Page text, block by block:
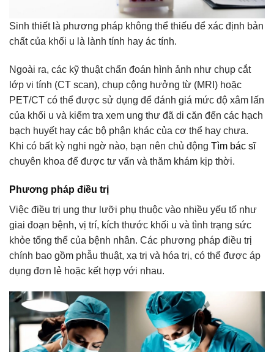
Sinh thiết là phương pháp không thể thiếu để xác định bản
chất của khối u là lành tính hay ác tính.
Ngoài ra, các kỹ thuật chẩn đoán hình ảnh như chụp cắt
lớp vi tính (CT scan), chụp cộng hưởng từ (MRI) hoặc
PET/CT có thể được sử dụng để đánh giá mức độ xâm lấn
của khối u và kiểm tra xem ung thư đã di căn đến các hạch
bạch huyết hay các bộ phận khác của cơ thể hay chưa.
Khi có bất kỳ nghi ngờ nào, bạn nên chủ động Tìm bác sĩ
chuyên khoa để được tư vấn và thăm khám kịp thời.
Phương pháp điều trị
Việc điều trị ung thư lưỡi phụ thuộc vào nhiều yếu tố như
giai đoạn bệnh, vị trí, kích thước khối u và tình trạng sức
khỏe tổng thể của bệnh nhân. Các phương pháp điều trị
chính bao gồm phẫu thuật, xạ trị và hóa trị, có thể được áp
dụng đơn lẻ hoặc kết hợp với nhau.